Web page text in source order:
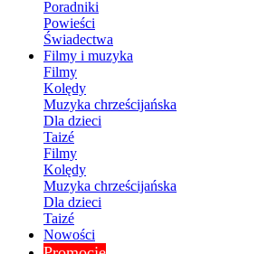
Poradniki
Powieści
Świadectwa
Filmy i muzyka
Filmy
Kolędy
Muzyka chrześcijańska
Dla dzieci
Taizé
Filmy
Kolędy
Muzyka chrześcijańska
Dla dzieci
Taizé
Nowości